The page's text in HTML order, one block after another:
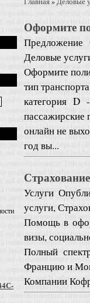
Оформите
Предложение
Деловые
Оформите
тип
категория D
пассажирские
онлайн не
год вы...
Услуги
услуги,
Помощь в
визы,
Полный
Францию и
Компании